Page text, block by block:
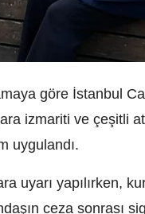
göre İstanbul
izmariti ve çeşitli
uygulandı.
uyarı yapılırken,
ceza sonrası